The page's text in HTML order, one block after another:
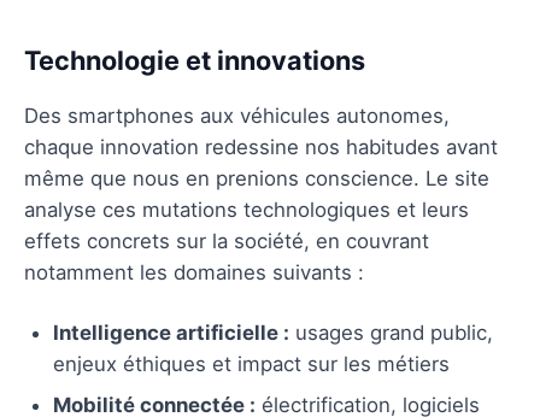
Technologie et innovations
Des smartphones aux véhicules autonomes,
chaque innovation redessine nos habitudes avant
même que nous en prenions conscience. Le site
analyse ces mutations technologiques et leurs
effets concrets sur la société, en couvrant
notamment les domaines suivants :
Intelligence artificielle : usages grand public,
enjeux éthiques et impact sur les métiers
Mobilité connectée : électrification, logiciels